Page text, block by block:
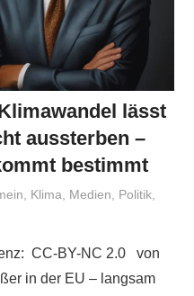
lässt
aussterben –
bestimmt
, Klima, Medien, Politik,
CC-BY-NC 2.0 von
in der EU – langsam